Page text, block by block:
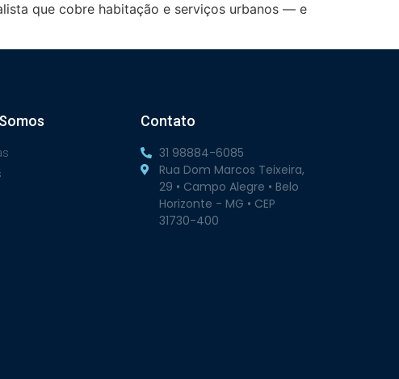
que cobre habitação e serviços urbanos — e
Contato
31 98884-6085
Rua Dom Marcos Teixeira,
29 • Campo Alegre • Belo
Horizonte - MG • CEP
31730-400